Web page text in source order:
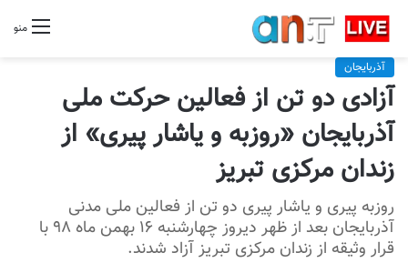
منو
آذربایجان
آزادی دو تن از فعالین حرکت ملی
آذربایجان «روزبه و یاشار پیری» از
زندان مرکزی تبریز
روزبه پیری و یاشار پیری دو تن از فعالین ملی مدنی
آذربایجان بعد از ظهر دیروز چهارشنبه ۱۶ بهمن ماه ۹۸ با
قرار وثیقه از زندان مرکزی تبریز آزاد شدند.